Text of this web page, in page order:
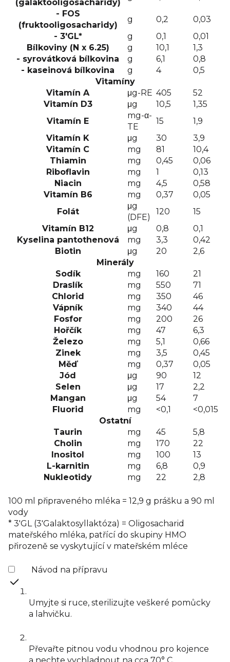
(galaktooligosacharidy)
- FOS
(fruktooligosacharidy)
g 0,2
0,03
- 3'GL*
g 0,1
0,01
Bílkoviny (N x 6.25)
g 10,1
1,3
- syrovátková bílkovina
g 6,1
0,8
- kaseinová bílkovina
g 4
0,5
Vitamíny
Vitamín A
μg-RE 405
52
Vitamín D3
μg 10,5
1,35
Vitamín E
mg-α-
TE
15
1,9
Vitamín K
μg 30
3,9
Vitamín C
mg 81
10,4
Thiamin
mg 0,45
0,06
Riboflavin
mg 1
0,13
Niacin
mg 4,5
0,58
Vitamín B6
mg 0,37
0,05
Folát
μg
(DFE)
120
15
Vitamín B12
μg 0,8
0,1
Kyselina pantothenová
mg 3,3
0,42
Biotin
μg 20
2,6
Minerály
Sodík
mg 160
21
Draslík
mg 550
71
Chlorid
mg 350
46
Vápník
mg 340
44
Fosfor
mg 200
26
Hořčík
mg 47
6,3
Železo
mg 5,1
0,66
Zinek
mg 3,5
0,45
Měď
mg 0,37
0,05
Jód
μg 90
12
Selen
μg 17
2,2
Mangan
μg 54
7
Fluorid
mg <0,1
<0,015
Ostatní
Taurin
mg 45
5,8
Cholin
mg 170
22
Inositol
mg 100
13
L-karnitin
mg 6,8
0,9
Nukleotidy
mg 22 2,8
100 ml připraveného mléka = 12,9 g prášku a 90 ml
vody
* 3'GL (3'Galaktosyllaktóza) = Oligosacharid
mateřského mléka, patřící do skupiny HMO
přirozeně se vyskytující v mateřském mléce
Návod na přípravu
Umyjte si ruce, sterilizujte veškeré pomůcky
a lahvičku.
Převařte pitnou vodu vhodnou pro kojence